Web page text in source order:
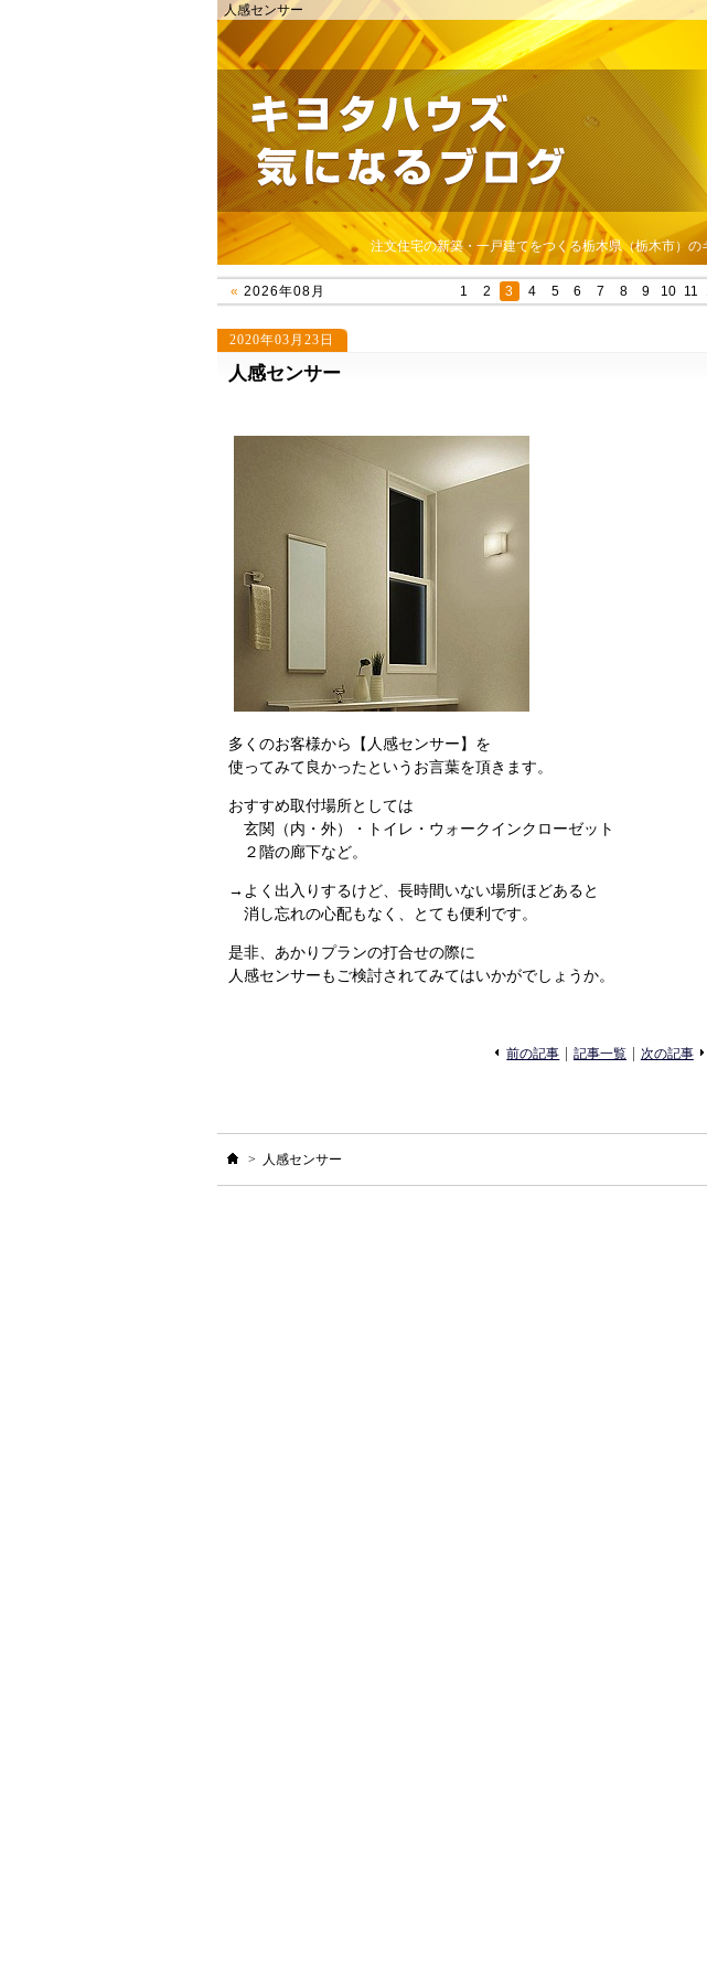
人感センサー
注文住宅の新築・一戸建てをつくる栃木県（栃木市）
«2026年08月 1 2 3 4 5 6 7 8 9 10 11
2020年03月23日
人感センサー
多くのお客様から【人感センサー】を
使ってみて良かったというお言葉を頂きます。
おすすめ取付場所としては
玄関（内・外）・トイレ・ウォークインクローゼット
２階の廊下など。
→よく出入りするけど、長時間いない場所ほどあると
消し忘れの心配もなく、とても便利です。
是非、あかりプランの打合せの際に
人感センサーもご検討されてみてはいかがでしょうか。
entry431
«
前の記事
「春彼岸」
記事一覧 次の記事
「flower」
ホーム
> 人感センサー